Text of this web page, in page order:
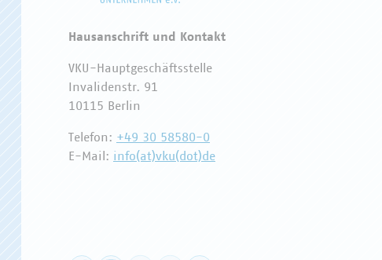
Hausanschrift und Kontakt
VKU-Hauptgeschäftsstelle
Invalidenstr. 91
10115 Berlin
Telefon: +49 30 58580-0
E-Mail: info(at)vku(dot)de